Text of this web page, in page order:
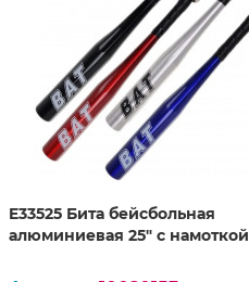
E33525 Бита бейсбольная
алюминиевая 25" с намоткой